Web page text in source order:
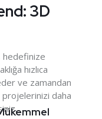
3D
hedefinize
hızlıca
ve zamandan
daha